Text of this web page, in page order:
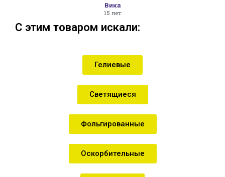
Вика
15 лет
С этим товаром искали:
Гелиевые
Светящиеся
Фольгированные
Оскорбительные